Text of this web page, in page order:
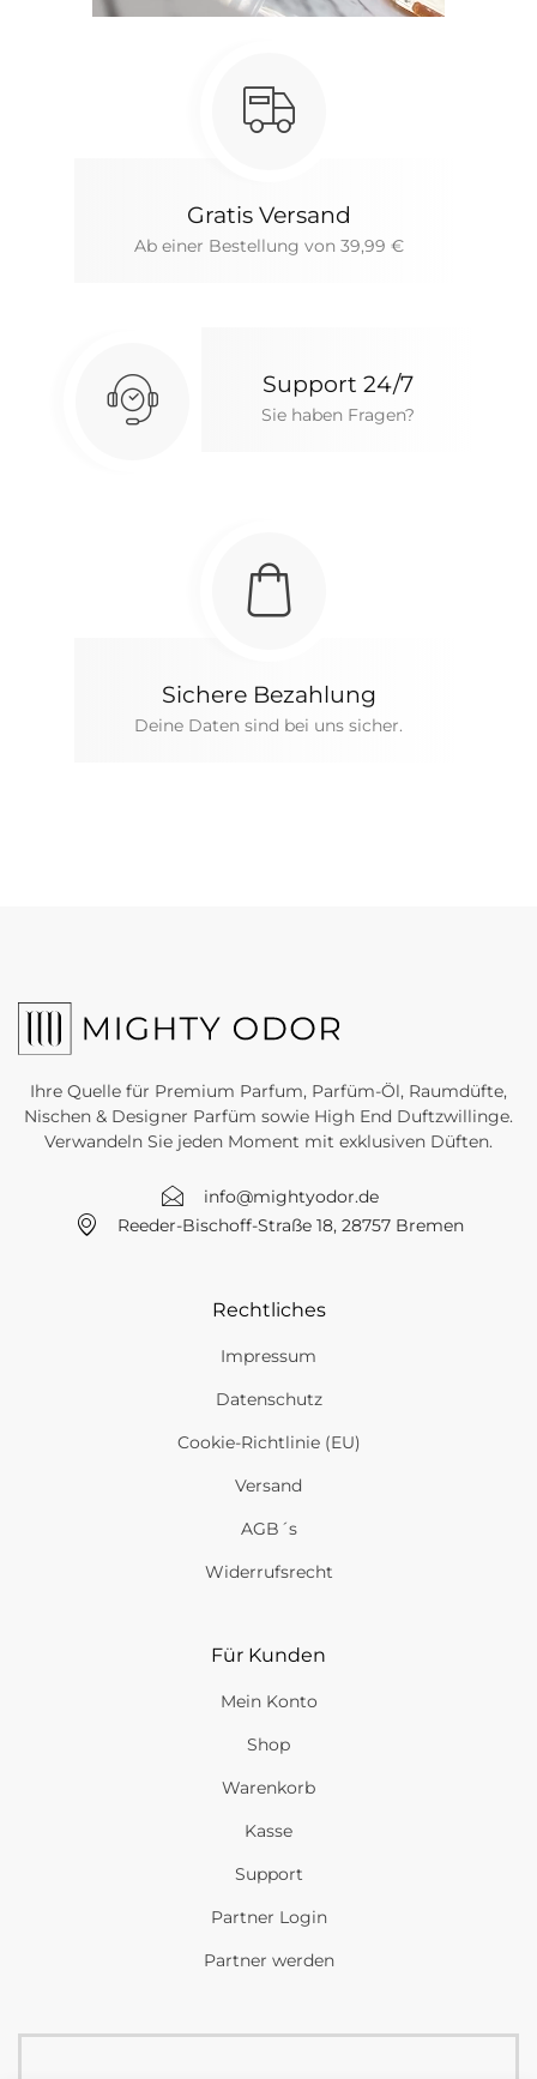
Gratis Versand
Ab einer Bestellung von 39,99 €
Support 24/7
Sie haben Fragen?
Sichere Bezahlung
Deine Daten sind bei uns sicher.
Ihre Quelle für Premium Parfum, Parfüm-Öl, Raumdüfte,
Nischen & Designer Parfüm sowie High End Duftzwillinge.
Verwandeln Sie jeden Moment mit exklusiven Düften.
info@mightyodor.de
Reeder-Bischoff-Straße 18, 28757 Bremen
Rechtliches
Impressum
Datenschutz
Cookie-Richtlinie (EU)
Versand
AGB´s
Widerrufsrecht
Für Kunden
Mein Konto
Shop
Warenkorb
Kasse
Support
Partner Login
Partner werden